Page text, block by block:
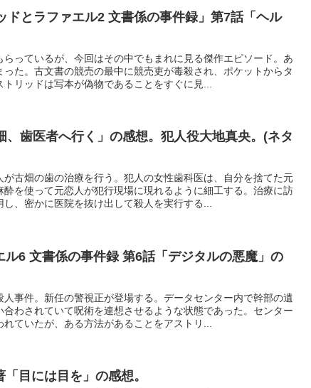
ドとラファエル2 文書係の事件録」第7話「ヘル
っているが、今回はその中でもまれに見る傑作エピソード。あ
た。古文書の競売の最中に競売吏が毒殺され、ポケットからタ
リッドは写本が偽物であることをすぐに見...
、歯医者へ行く」の感想。犯人役大地真央。(ネタ
古畑の歯の治療を行う。犯人の女性歯科医は、自分を捨てた元
を使って元恋人が犯行現場に現れるように細工する。治療に訪
、密かに医院を抜け出して殺人を実行する...
ル6 文書係の事件録 第6話「デジタルの悪魔」の
事件。新任の警視正が登場する。データセンター内で幹部の遺
わされていて呪術を連想させるような状態であった。センター
ていたが、ある方法があることをアストリ...
目には目を」の感想。